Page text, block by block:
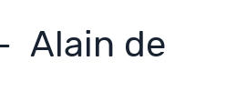
Alain de